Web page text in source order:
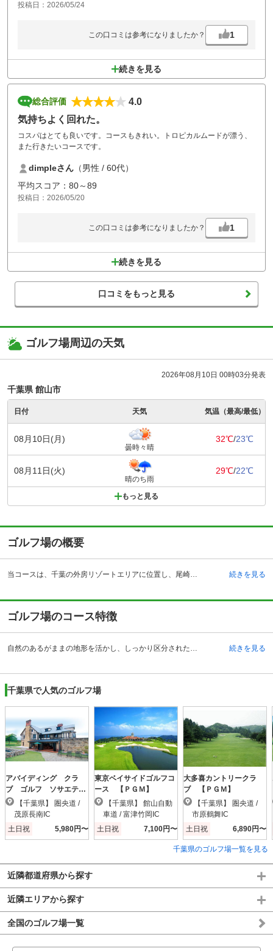
投稿日：2026/05/24
この口コミは参考になりましたか？ 1
続きを見る
総合評価
4.0
気持ちよく回れた。
コスパはとても良いです。コースもきれい。トロピカルムードが漂う、
また行きたいコースです。
dimpleさん （男性 / 60代）
平均スコア：80～89
投稿日：2026/05/20
この口コミは参考になりましたか？ 1
続きを見る
口コミをもっと見る
ゴルフ場周辺の天気
2026年08月10日 00時03分発表
千葉県 館山市
日付 天気 気温（最高/最低）
08月10日(月)
曇時々晴
32℃/23℃
08月11日(火)
晴のち雨
29℃/22℃
もっと見る
ゴルフ場の概要
当コースは、千葉の外房リゾートエリアに位置し、尾崎将司プロ監修のゴルフ場として1995年4月薄井茂の設計でオープンしました。ビギナーから上級者までゴルフを楽しめるゴルフ場として人気です。18ホール、パー72、コースレート71.4、OUTコース3340ヤード、INコース3,138ヤード、総ヤード数6,478ヤード、丘陵形状のコースで、ベントグリーン、面積約93.7万平方メートルの自然豊かなゴルフ場です。 宿泊施設も併設され、全11室の客室は、大理石や御影石が贅沢にほどこされたバスルームなどリッチな気分を味わえます。全室フェアウェイビューで101平方メートル（2LDK）の広々とした欧米スタイルのスウィートヴィラでは、ゴルフ場で暮らすようなリゾートライフが過ごせます。宿泊を伴う各種プランもあり、ゴルフの楽しみやアフターゴルフのゆったりとしたリゾートステイも楽しめます。 続きを見る
ゴルフ場のコース特徴
自然のあるがままの地形を活かし、しっかり区分された各ホールは、美しさと戦略性を併せ持ち、14本全てのクラブを駆使して攻略しなくてはいけない刺激あるコースです。 INコースの各ホールは慎重にホールルートを考えて攻めなければスコアをまとめることは難しいコースです。特に、13,15,18番ホールは飛距離だけにこだわると厳しいバンカーにつかまります。飛距離だけが目的のゴルフではなく、アイアンなどで細かく刻むなど緻密なプレーが大切です。どのホールもリゾートコースならではの開放感を存分に感じられ、コースは乗用カートによるセルフプレーの各ホール変化に富んだ18ホールになっています。どのようなレベルのゴルファーも本当のゴルフを楽しむことができるゴルフ場です。 続きを見る
千葉県で人気のゴルフ場
アバイディング クラ
ブ ゴルフ ソサエテ
ィ 【ＰＧＭ】
茂原長南IC
土日祝
5,980円〜
東京ベイサイドゴルフコ
ース 【ＰＧＭ】
車道 / 富津竹岡IC
土日祝
7,100円〜
大多喜カントリークラ
ブ 【ＰＧＭ】
市原鶴舞IC
土日祝
6,890円〜
千葉県のゴルフ場一覧を見る
近隣都道府県から探す
近隣エリアから探す
全国のゴルフ場一覧